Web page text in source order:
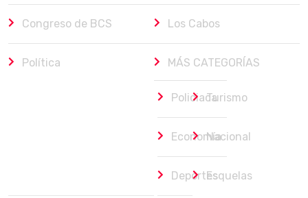
Congreso de BCS Los Cabos
Política MÁS CATEGORÍAS
PoliciacaTurismo
EconomíaNacional
DeportesEsquelas